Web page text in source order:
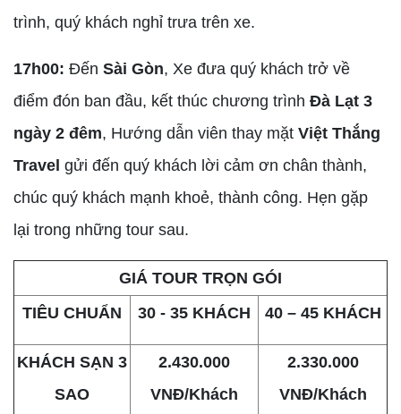
trình, quý khách nghỉ trưa trên xe.
17h00: Đến Sài Gòn, Xe đưa quý khách trở về
điểm đón ban đầu, kết thúc chương trình Đà Lạt 3
ngày 2 đêm, Hướng dẫn viên thay mặt Việt Thắng
Travel gửi đến quý khách lời cảm ơn chân thành,
chúc quý khách mạnh khoẻ, thành công. Hẹn gặp
lại trong những tour sau.
GIÁ TOUR TRỌN GÓI
TIÊU CHUẨN
30 - 35 KHÁCH 40 – 45 KHÁCH
KHÁCH SẠN 3
SAO
2.430.000
VNĐ/Khách
2.330.000
VNĐ/Khách